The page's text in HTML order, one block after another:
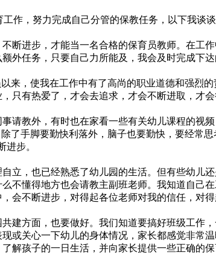
作，努力完成自己分管的保教任务，以下我谈谈
进步，才能当一名合格的保育员教师。在工
外任务，只要自己力所能及，我会及时完成下达
，使我在工作中有了高尚的职业道德和强烈
只有热爱了，才会去追求，才会不断进取，才会
教外，有时也在家看一些有关幼儿课程的视
了手脚要勤快利落外，脑子也要勤快，要经常
步。
，也已经熟悉了幼儿园的生活。但有些幼儿
不懂得地方也会请教主副班老师。我知道自己
会不断进步，对得起各位老师对我的信任，对
方面，也要做好。我们知道要搞好班级工作
或关心一下幼儿的身体情况，家长都感觉非常
解孩子的一日生活，并向家长提供一些正确的